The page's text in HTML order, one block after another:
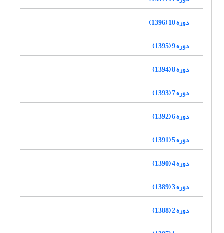
دوره 10 (1396)
دوره 9 (1395)
دوره 8 (1394)
دوره 7 (1393)
دوره 6 (1392)
دوره 5 (1391)
دوره 4 (1390)
دوره 3 (1389)
دوره 2 (1388)